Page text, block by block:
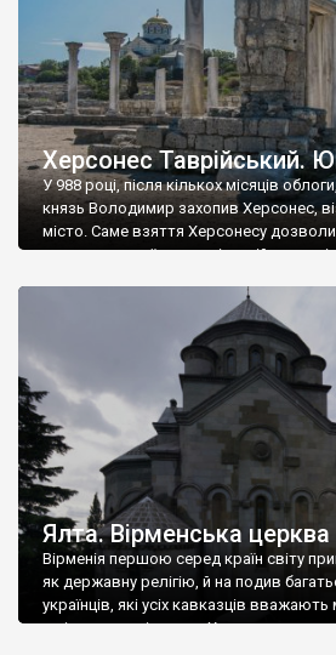
Херсонес Таврійський.
У 988 році, після кількох місяців
князь Володимир захопив Херсонес,
місто. Саме взяття Херсонесу
диктувати свої умови візантійському
Херсонесі Володимир-язичник, став
А потім було Хрещення Русі. На честь
Ялта. Вірменська церква
Вірменія першою серед країн світу
як державну релігію, й на подив
українців, які усіх кавказців
є відданими вірянами Христа